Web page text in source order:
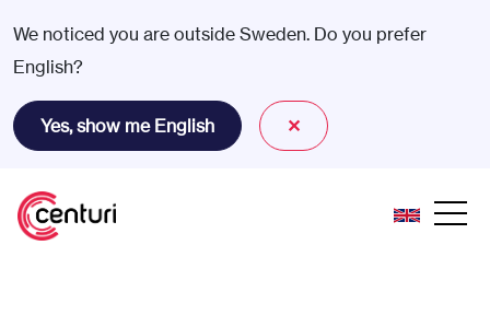
We noticed you are outside Sweden. Do you prefer
English?
Yes, show me English ✕